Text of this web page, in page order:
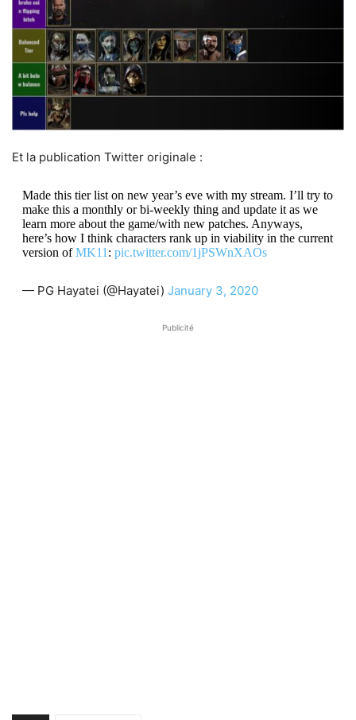
Et la publication Twitter originale :
Made this tier list on new year’s eve with my stream. I’ll try to
make this a monthly or bi-weekly thing and update it as we
learn more about the game/with new patches. Anyways,
here’s how I think characters rank up in viability in the current
version ofMK11 : pic.twitter.com/1jPSWnXAOs
— PG Hayatei (@Hayatei) January 3, 2020
Publicité